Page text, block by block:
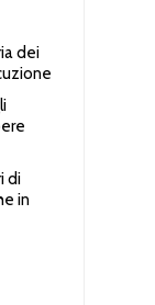
dei
di
in